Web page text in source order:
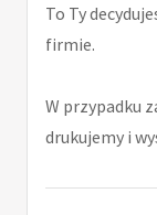
To Ty
firmie.
W przypadku
drukujemy i